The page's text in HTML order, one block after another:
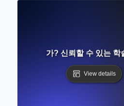
스란 무엇인가? 신뢰할 수 있는
View details